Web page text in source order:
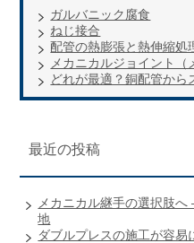
ガルバニック腐食
ねじ接合
配管の熱膨張と熱伸縮処
メカニカルジョイント（
どれが最適？銅配管から
最近の投稿
メカニカル継手の選択肢
地
ダブルプレスの施工が容易